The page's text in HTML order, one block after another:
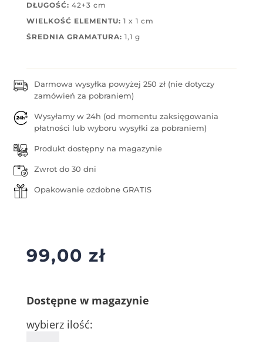
DŁUGOŚĆ: 42+3 cm
WIELKOŚĆ ELEMENTU: 1 x 1 cm
ŚREDNIA GRAMATURA: 1,1 g
Darmowa wysyłka powyżej 250 zł (nie dotyczy
zamówień za pobraniem)
Wysyłamy w 24h (od momentu zaksięgowania
płatności lub wyboru wysyłki za pobraniem)
Produkt dostępny na magazynie
Zwrot do 30 dni
Opakowanie ozdobne GRATIS
99,00 zł
Dostępne w magazynie
wybierz ilość: